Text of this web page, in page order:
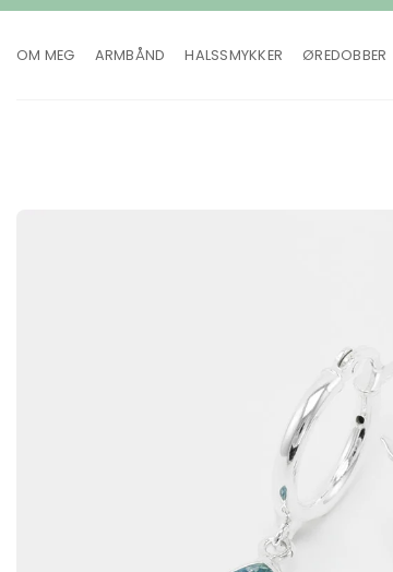
Skip
content
OM MEG ARMBÅND HALSSMYKKER ØREDOBBER